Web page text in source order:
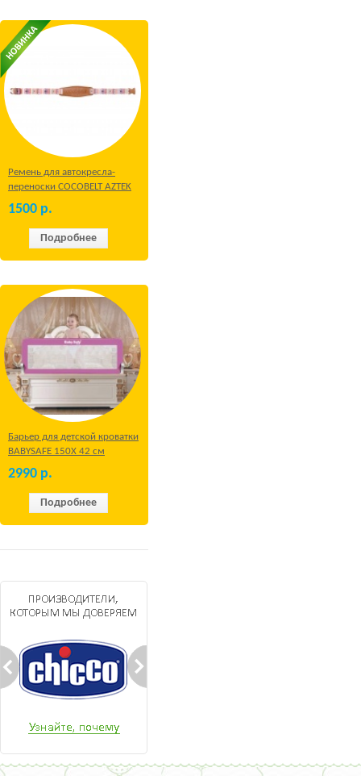
Ремень для автокресла-
переноски COCOBELT AZTEK
1500 р.
Подробнее
Барьер для детской кроватки
BABYSAFE 150Х 42 см
Бежевый
2990 р.
Подробнее